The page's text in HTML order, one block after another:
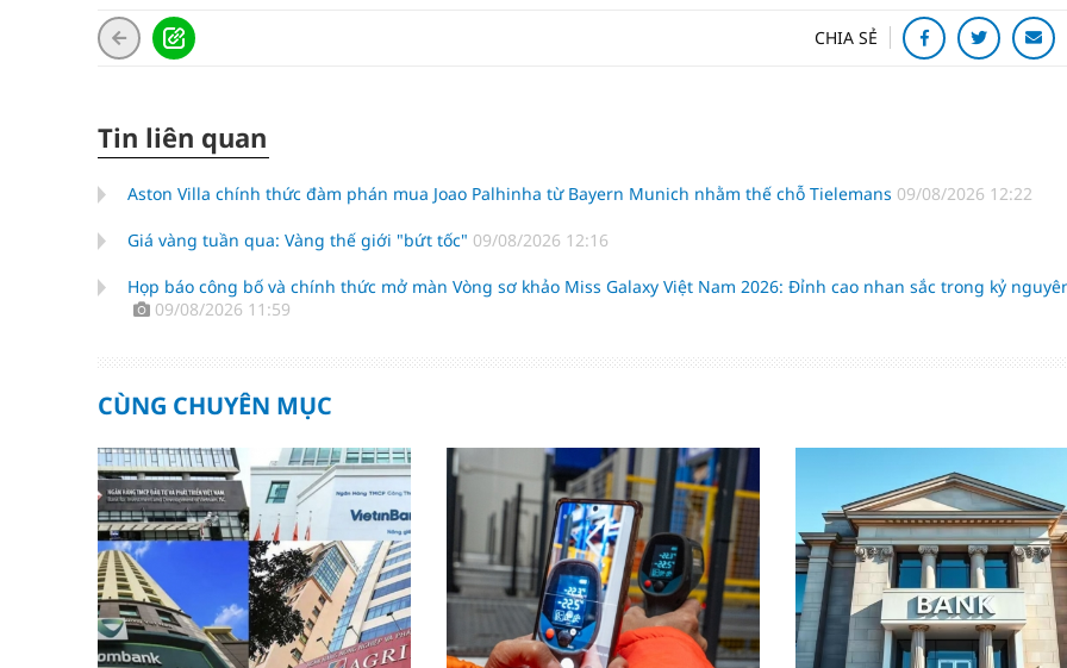
CHIA SẺ
Tin liên quan
Aston Villa chính thức đàm phán mua Joao Palhinha từ Bayern Munich nhằm thế chỗ Tielemans 09/08/2026 12:22
Giá vàng tuần qua: Vàng thế giới "bứt tốc" 09/08/2026 12:16
Họp báo công bố và chính thức mở màn Vòng sơ khảo Miss Galaxy Việt Nam 2026: Đỉnh cao nhan sắc trong kỷ
09/08/2026 11:59
CÙNG CHUYÊN MỤC